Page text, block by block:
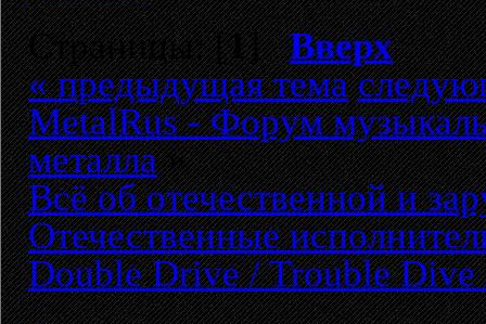
Страницы: [1]Вверх
« предыдущая тема
MetalRus - Форум
металла»
Всё об отечественной и
Отечественные
Double Drive / Trouble Dive